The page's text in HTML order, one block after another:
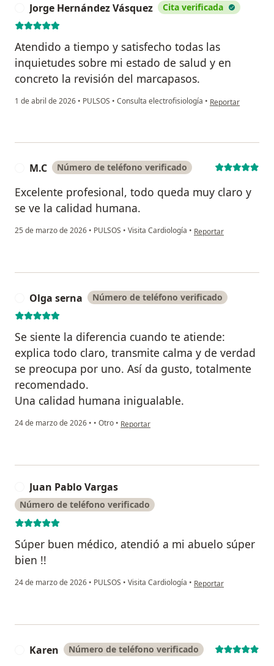
Jorge Hernández Vásquez Cita verificada
Atendido a tiempo y satisfecho todas las
inquietudes sobre mi estado de salud y en
concreto la revisión del marcapasos.
1 de abril de 2026 • PULSOS • Consulta electrofisiología • en opinión del
Reportar
M.C Número de teléfono verificado
Excelente profesional, todo queda muy claro y
se ve la calidad humana.
25 de marzo de 2026 • PULSOS • Visita Cardiología • en opinión del usuario
Reportar
Olga serna Número de teléfono verificado
Se siente la diferencia cuando te atiende:
explica todo claro, transmite calma y de verdad
se preocupa por uno. Así da gusto, totalmente
recomendado.
Una calidad humana inigualable.
24 de marzo de 2026 • • Otro • en opinión del usuario Olga serna
Reportar
Juan Pablo Vargas
Número de teléfono verificado
Súper buen médico, atendió a mi abuelo súper
bien !!
24 de marzo de 2026 • PULSOS • Visita Cardiología • en opinión del usuario
Reportar
Karen Número de teléfono verificado